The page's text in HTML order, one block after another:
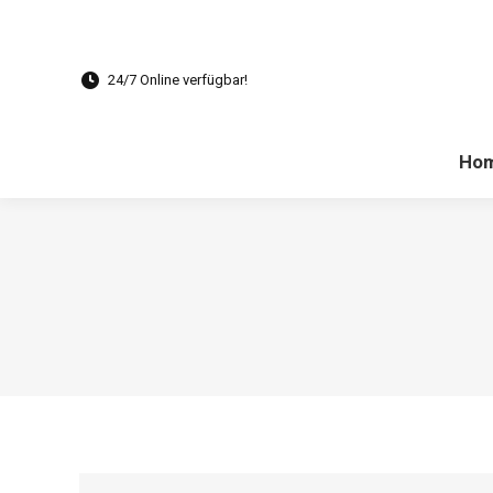
24/7 Online verfügbar!